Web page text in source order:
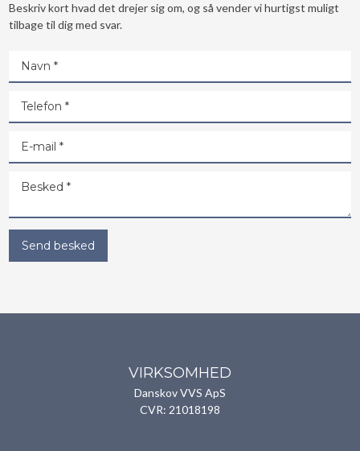
Beskriv kort hvad det drejer sig om, og så vender vi hurtigst muligt
tilbage til dig med svar.
VIRKSOMHED
Danskov VVS ApS​
CVR: 21018198